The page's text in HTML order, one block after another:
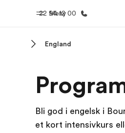
Meny
22 94 12 00
Velkommen til EF
England
Bli god i engelsk i
et kort intensivkurs